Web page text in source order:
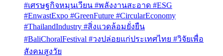
#เศรษฐกิจหมุนเวียน #พลังงานสะอาด #ESG
#EnwastExpo #GreenFuture #CircularEconomy
#ThailandIndustry #สิ่งแวดล้อมยั่งยืน
#BaliChoralFestival #วงปล่อยแก่ประเทศไทย #วิจัยเพื่อ
สังคมสูงวัย